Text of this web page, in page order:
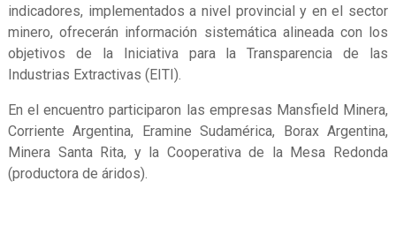
indicadores, implementados a nivel provincial y en el sector
minero, ofrecerán información sistemática alineada con los
objetivos de la Iniciativa para la Transparencia de las
Industrias Extractivas (EITI).
En el encuentro participaron las empresas Mansfield Minera,
Corriente Argentina, Eramine Sudamérica, Borax Argentina,
Minera Santa Rita, y la Cooperativa de la Mesa Redonda
(productora de áridos).